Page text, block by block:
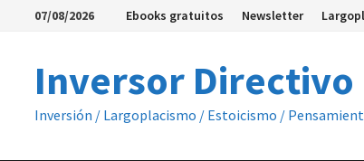
Saltar07/08/2026 Ebooks gratuitos Newsletter
Inversor Directivo
Inversión / Largoplacismo / Estoicismo /